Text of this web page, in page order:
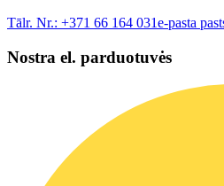
Tālr. Nr.: +371 66 164 031e-pasta
Nostra el. parduotuvės